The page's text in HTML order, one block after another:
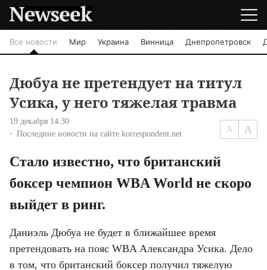
Все новости Мир Украина Винница Днепропетровск
Дюбуа не претендует на титул
Усика, у него тяжелая травма
19 декабря 14:30
Последние новости на сайте korrespondent.net
Стало известно, что британский
боксер чемпион WBA World не скоро
выйдет в ринг.
Даниэль Дюбуа не будет в ближайшее время
претендовать на пояс WBA Александра Усика. Дело
в том, что британский боксер получил тяжелую